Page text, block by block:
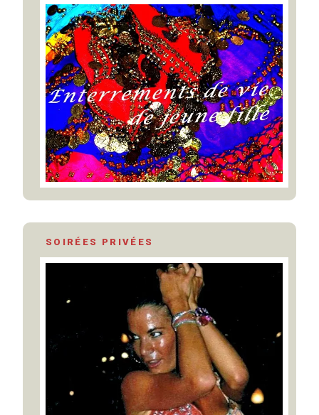
SOIRÉES PRIVÉES